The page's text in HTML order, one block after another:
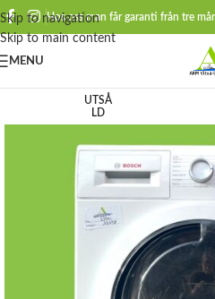
Skip to navigation
Skip to main content
Hos oss man får garanti från tre
MENU
UTSÅ
LD